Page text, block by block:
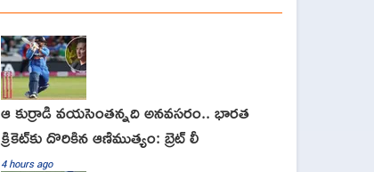
ఆ కుర్రాడి వయసెంతన్నది అనవసరం.. భారత
క్రికెట్‌కు దొరికిన ఆణిముత్యం: బ్రెట్ లీ
4 hours ago